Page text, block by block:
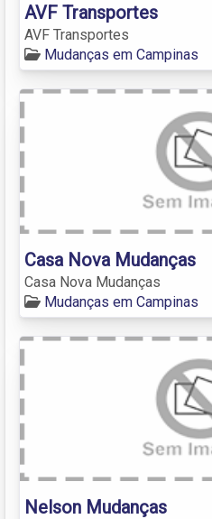
AVF Transportes
AVF Transportes
Mudanças em Campinas
Casa Nova Mudanças
Casa Nova Mudanças
Mudanças em Campinas
Nelson Mudanças